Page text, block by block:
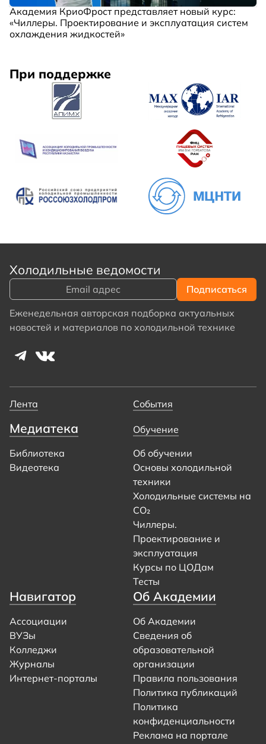
Академия КриоФрост представляет новый курс:
«Чиллеры. Проектирование и эксплуатация систем
охлаждения жидкостей»
При поддержке
Холодильные ведомости
Еженедельная авторская подборка актуальных
новостей и материалов по холодильной технике
Лента События
Медиатека
Библиотека
Видеотека
Обучение
Об обучении
Основы холодильной
техники
Холодильные системы на
CO₂
Чиллеры.
Проектирование и
эксплуатация
Курсы по ЦОДам
Тесты
Навигатор
Ассоциации
ВУЗы
Колледжи
Журналы
Интернет-порталы
Об Академии
Об Академии
Сведения об
образовательной
организации
Правила пользования
Политика публикаций
Политика
конфиденциальности
Реклама на портале